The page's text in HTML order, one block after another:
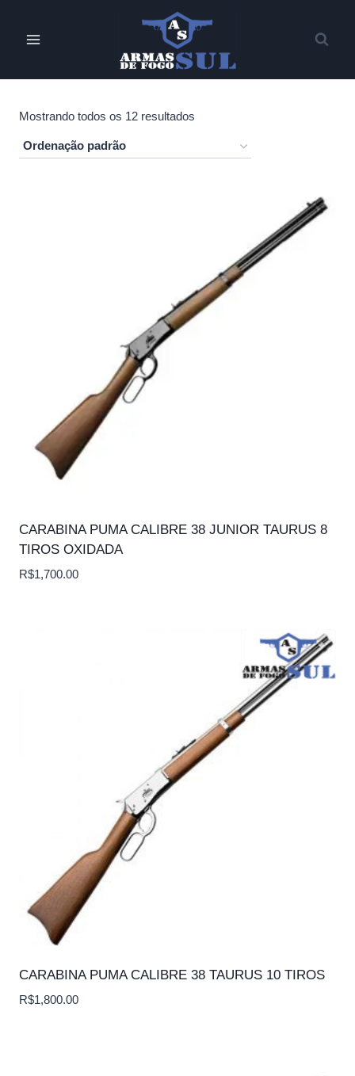
Mostrando todos os 12 resultados
CARABINA PUMA CALIBRE 38 JUNIOR TAURUS 8
TIROS OXIDADA
R$1,700.00
CARABINA PUMA CALIBRE 38 TAURUS 10 TIROS
R$1,800.00